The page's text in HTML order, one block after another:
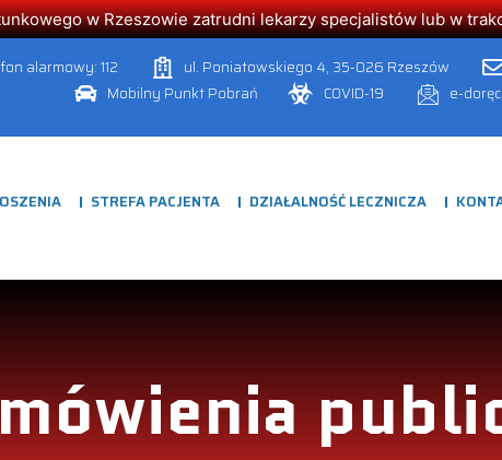
w Rzeszowie zatrudni lekarzy specjalistów lub w
alarmowy: 112
ul. Poniatowskiego 4, 35-026 Rzeszów
Mobilny Punkt Pobrań
COVID-19 e-
STREFA PACJENTA DZIAŁALNOŚĆ LECZNICZA